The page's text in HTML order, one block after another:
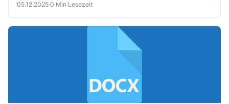
05.12.2025·0 Min Lesezeit